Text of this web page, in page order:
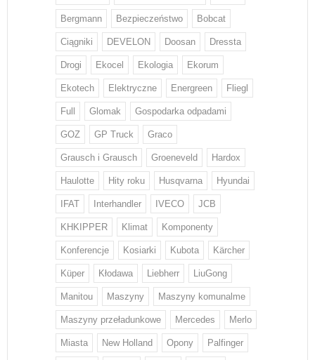
Bergmann Bezpieczeństwo Bobcat
Ciągniki DEVELON Doosan Dressta
Drogi Ekocel Ekologia Ekorum
Ekotech Elektryczne Energreen Fliegl
Full Glomak Gospodarka odpadami
GOZ GP Truck Graco
Grausch i Grausch Groeneveld Hardox
Haulotte Hity roku Husqvarna Hyundai
IFAT Interhandler IVECO JCB
KHKIPPER Klimat Komponenty
Konferencje Kosiarki Kubota Kärcher
Küper Kłodawa Liebherr LiuGong
Manitou Maszyny Maszyny komunalme
Maszyny przeładunkowe Mercedes Merlo
Miasta New Holland Opony Palfinger